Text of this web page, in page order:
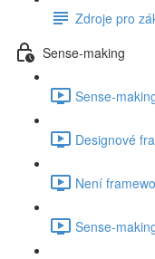
Zdroje pro
Sense-making
Sense-
Designové
Není
Sense-